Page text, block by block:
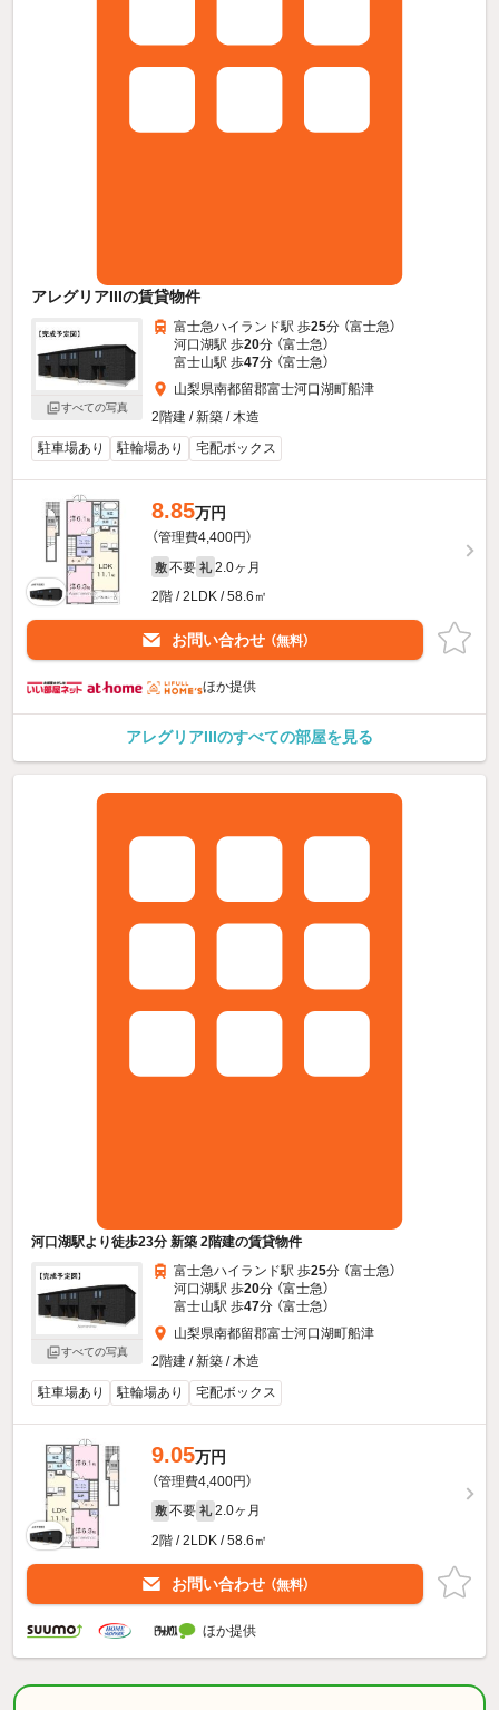
アレグリアIIIの賃貸物件
すべての写真
富士急ハイランド駅 歩25分 （富士急）
河口湖駅 歩20分 （富士急）
富士山駅 歩47分 （富士急）
山梨県南都留郡富士河口湖町船津
2階建 / 新築 / 木造
駐車場あり
駐輪場あり 宅配ボックス
8.85万円
（管理費4,400円）
敷 不要 礼 2.0ヶ月
2階 / 2LDK / 58.6㎡
お問い合わせ （無料）
ほか提供
アレグリアIIIのすべての部屋を見る
河口湖駅より徒歩23分 新築 2階建の賃貸物件
すべての写真
富士急ハイランド駅 歩25分 （富士急）
河口湖駅 歩20分 （富士急）
富士山駅 歩47分 （富士急）
山梨県南都留郡富士河口湖町船津
2階建 / 新築 / 木造
駐車場あり
駐輪場あり 宅配ボックス
9.05万円
（管理費4,400円）
敷 不要 礼 2.0ヶ月
2階 / 2LDK / 58.6㎡
お問い合わせ （無料）
ほか提供